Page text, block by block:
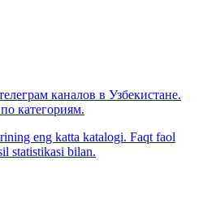
каналов в Узбекистане.
категориям.
eng katta katalogi. Faqt faol
statistikasi bilan.